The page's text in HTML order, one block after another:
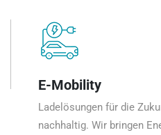
E-Mobility
Ladelösungen für die
nachhaltig. Wir bringen